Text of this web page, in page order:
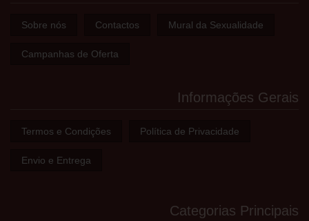
Sobre nós Contactos Mural da Sexualidade
Campanhas de Oferta
Informações Gerais
Termos e Condições Política de Privacidade
Envio e Entrega
Categorias Principais